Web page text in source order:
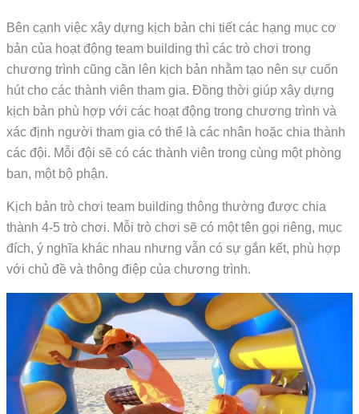
Bên cạnh việc xây dựng kịch bản chi tiết các hạng mục cơ
bản của hoạt động team building thì các trò chơi trong
chương trình cũng cần lên kịch bản nhằm tạo nên sự cuốn
hút cho các thành viên tham gia. Đồng thời giúp xây dựng
kịch bản phù hợp với các hoạt động trong chương trình và
xác định người tham gia có thể là các nhân hoặc chia thành
các đội. Mỗi đội sẽ có các thành viên trong cùng một phòng
ban, một bộ phận.
Kịch bản trò chơi team building thông thường được chia
thành 4-5 trò chơi. Mỗi trò chơi sẽ có một tên gọi riêng, mục
đích, ý nghĩa khác nhau nhưng vẫn có sự gắn kết, phù hợp
với chủ đề và thông điệp của chương trình.